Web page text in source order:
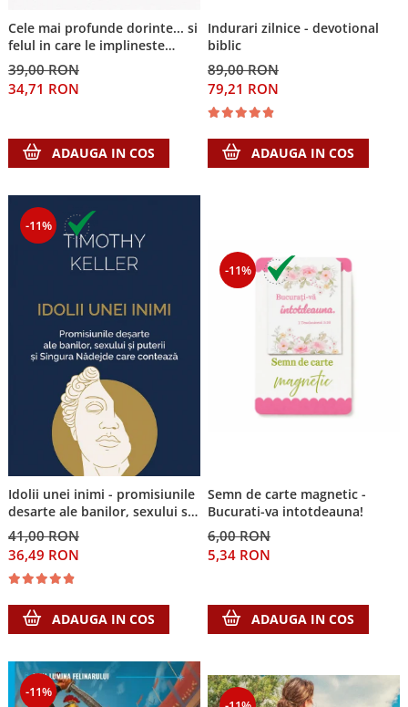
Cele mai profunde dorinte... si
felul in care le implineste
invatatura crestina
39,00 RON
34,71 RON
ADAUGA IN COS
Indurari zilnice - devotional
biblic
89,00 RON
79,21 RON
ADAUGA IN COS
-11%
Idolii unei inimi - promisiunile
desarte ale banilor, sexului si
puterii si Singura Nadejde care
conteaza
41,00 RON
36,49 RON
ADAUGA IN COS
-11%
Semn de carte magnetic -
Bucurati-va intotdeauna!
6,00 RON
5,34 RON
ADAUGA IN COS
-11%